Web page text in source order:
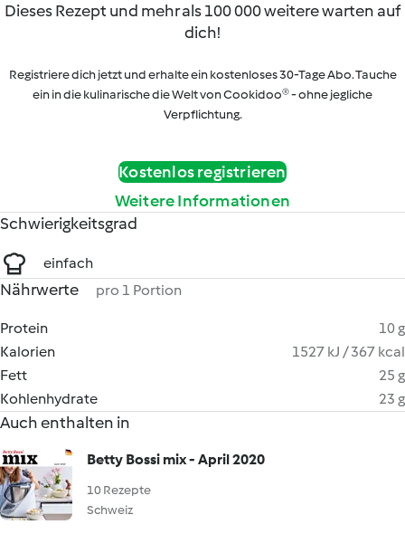
Dieses Rezept und mehr als 100 000 weitere warten auf
dich!
Registriere dich jetzt und erhalte ein kostenloses 30-Tage Abo. Tauche
ein in die kulinarische die Welt von Cookidoo® - ohne jegliche
Verpflichtung.
Kostenlos registrieren
Weitere Informationen
Schwierigkeitsgrad
einfach
Nährwerte pro 1 Portion
Protein
10 g
Kalorien
1527 kJ / 367 kcal
Fett
25 g
Kohlenhydrate
23 g
Auch enthalten in
Betty Bossi mix - April 2020
10 Rezepte
Schweiz